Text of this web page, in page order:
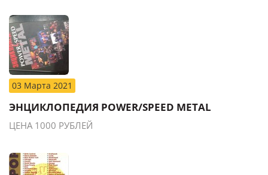
03 Марта 2021
ЭНЦИКЛОПЕДИЯ POWER/SPEED METAL
ЦЕНА 1000 РУБЛЕЙ